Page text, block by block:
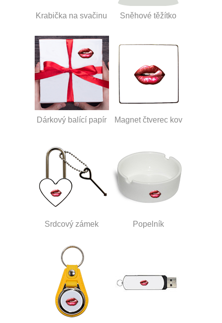
Krabička na svačinu Sněhové těžítko
Dárkový balící papír Magnet čtverec kov
Srdcový zámek Popelník